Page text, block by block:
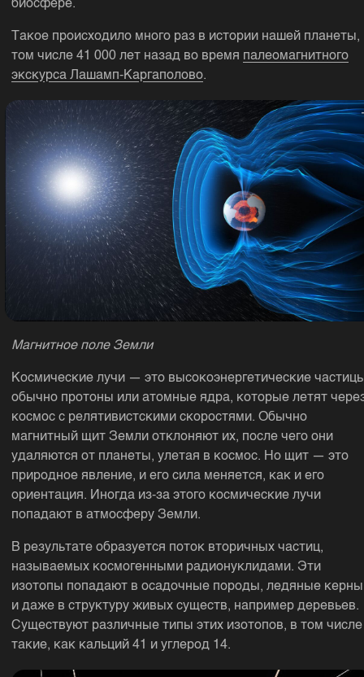
биосфере.
Такое происходило много раз в истории нашей планеты,
том числе 41 000 лет назад во время палеомагнитного
экскурса Лашамп-Каргаполово.
Магнитное поле Земли
Космические лучи — это высокоэнергетические
обычно протоны или атомные ядра, которые летят
космос с релятивистскими скоростями. Обычно
магнитный щит Земли отклоняют их, после чего они
удаляются от планеты, улетая в космос. Но щит — это
природное явление, и его сила меняется, как и его
ориентация. Иногда из-за этого космические лучи
попадают в атмосферу Земли.
В результате образуется поток вторичных частиц,
называемых космогенными радионуклидами. Эти
изотопы попадают в осадочные породы, ледяные керны
и даже в структуру живых существ, например деревьев.
Существуют различные типы этих изотопов, в том числе
такие, как кальций 41 и углерод 14.